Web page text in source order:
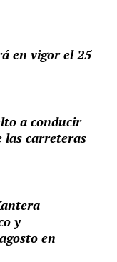
en vigor el 25
a conducir
las carreteras
y
en